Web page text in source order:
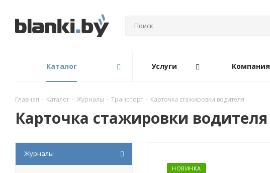
Каталог Услуги Компания
Главная - Каталог - Журналы - Транспорт - Карточка стажировки водителя
Карточка стажировки водителя
НОВИНКА
Журналы